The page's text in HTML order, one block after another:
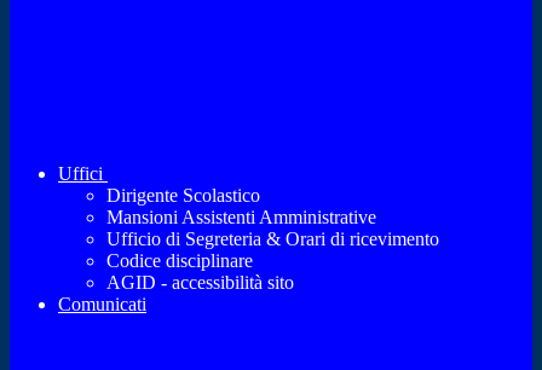
Uffici
Dirigente Scolastico
Mansioni Assistenti Amministrative
Ufficio di Segreteria & Orari di ricevimento
Codice disciplinare
AGID - accessibilità sito
Comunicati